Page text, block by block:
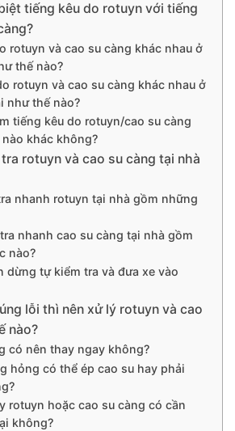
tiếng kêu do rotuyn với tiếng
rotuyn và cao su càng khác nhau ở
thế nào?
rotuyn và cao su càng khác nhau ở
như thế nào?
tiếng kêu do rotuyn/cao su càng
khác không?
rotuyn và cao su càng tại nhà
nhanh rotuyn tại nhà gồm những
nhanh cao su càng tại nhà gồm
nào?
dừng tự kiểm tra và đưa xe vào
lỗi thì nên xử lý rotuyn và cao
nào?
có nên thay ngay không?
hỏng có thể ép cao su hay phải
rotuyn hoặc cao su càng có cần
không?